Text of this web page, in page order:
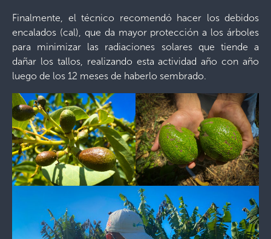
Finalmente, el técnico recomendó hacer los debidos
encalados (cal), que da mayor protección a los árboles
para minimizar las radiaciones solares que tiende a
dañar los tallos, realizando esta actividad año con año
luego de los 12 meses de haberlo sembrado.